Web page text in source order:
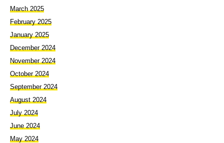
March 2025
February 2025
January 2025
December 2024
November 2024
October 2024
September 2024
August 2024
July 2024
June 2024
May 2024